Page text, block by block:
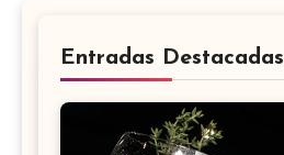
Entradas Destacadas